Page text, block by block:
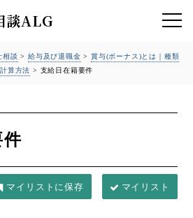
談ALG
相談 >給与及び退職金 >賞与(ボーナス)とは｜種類
算方法 > 支給日在籍要件
件
マイリスト